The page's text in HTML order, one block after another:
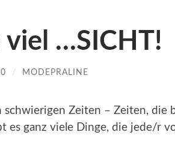
viel …SICHT!
/ MODEPRALINE
Zeiten – Zeiten, die
es ganz viele Dinge, die jede/r